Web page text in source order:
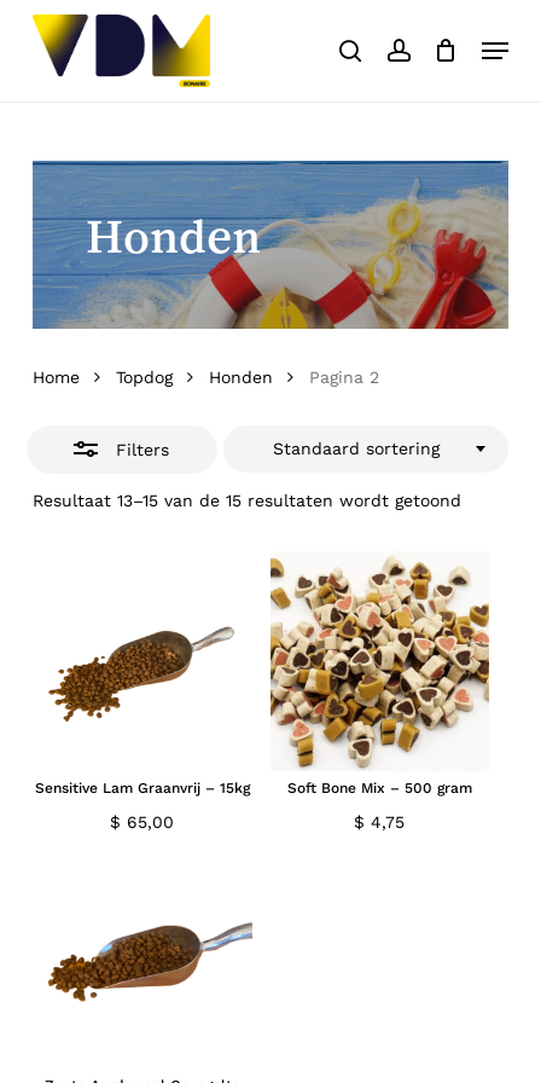
Skip
searchaccount
Menu
Cart Close
Geen producten in de winkelwagen.
Go to shop
Honden
Home Topdog Honden Pagina 2
Filters
Resultaat 13–15 van de 15 resultaten wordt getoond
Standaard sortering
Close
Sensitive Lam Graanvrij – 15kg
$ 65,00
Soft Bone Mix – 500 gram
$ 4,75